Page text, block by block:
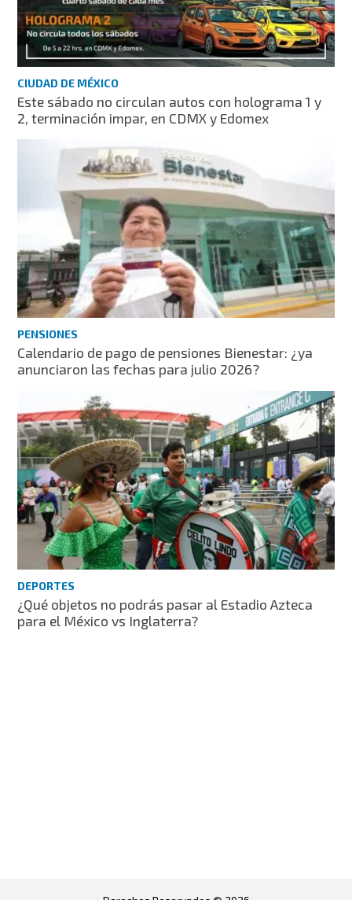
CIUDAD DE MÉXICO
Este sábado no circulan autos con holograma 1 y
2, terminación impar, en CDMX y Edomex
PENSIONES
Calendario de pago de pensiones Bienestar: ¿ya
anunciaron las fechas para julio 2026?
DEPORTES
¿Qué objetos no podrás pasar al Estadio Azteca
para el México vs Inglaterra?